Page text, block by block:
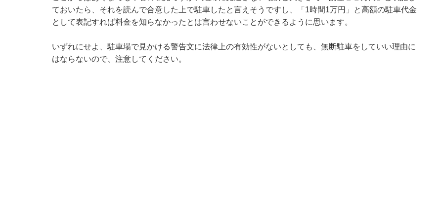
ておいたら、それを読んで合意した上で駐車したと言えそうですし、「1時間1万円」と高額の駐車代金
として表記すれば料金を知らなかったとは言わせないことができるように思います。
いずれにせよ、駐車場で見かける警告文に法律上の有効性がないとしても、無断駐車をしていい理由に
はならないので、注意してください。